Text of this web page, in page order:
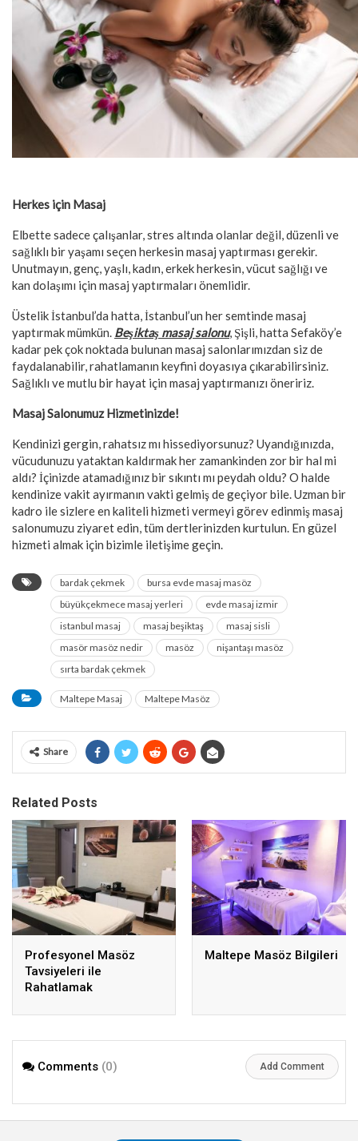
Herkes için Masaj
Elbette sadece çalışanlar, stres altında olanlar değil, düzenli ve
sağlıklı bir yaşamı seçen herkesin masaj yaptırması gerekir.
Unutmayın, genç, yaşlı, kadın, erkek herkesin, vücut sağlığı ve
kan dolaşımı için masaj yaptırmaları önemlidir.
Üstelik İstanbul’da hatta, İstanbul’un her semtinde masaj
yaptırmak mümkün. Beşiktaş masaj salonu, Şişli, hatta Sefaköy’e
kadar pek çok noktada bulunan masaj salonlarımızdan siz de
faydalanabilir, rahatlamanın keyfini doyasıya çıkarabilirsiniz.
Sağlıklı ve mutlu bir hayat için masaj yaptırmanızı öneririz.
Masaj Salonumuz Hizmetinizde!
Kendinizi gergin, rahatsız mı hissediyorsunuz? Uyandığınızda,
vücudunuzu yataktan kaldırmak her zamankinden zor bir hal mi
aldı? İçinizde atamadığınız bir sıkıntı mı peydah oldu? O halde
kendinize vakit ayırmanın vakti gelmiş de geçiyor bile. Uzman bir
kadro ile sizlere en kaliteli hizmeti vermeyi görev edinmiş masaj
salonumuzu ziyaret edin, tüm dertlerinizden kurtulun. En güzel
hizmeti almak için bizimle iletişime geçin.
bardak çekmek
bursa evde masaj masöz
büyükçekmece masaj yerleri
evde masaj izmir
istanbul masaj
masaj beşiktaş
masaj sisli
masör masöz nedir
masöz
nişantaşı masöz
sırta bardak çekmek
Maltepe Masaj Maltepe Masöz
Share
Related Posts
Profesyonel Masöz
Tavsiyeleri ile
Rahatlamak
Maltepe Masöz Bilgileri
Comments (0) Add Comment